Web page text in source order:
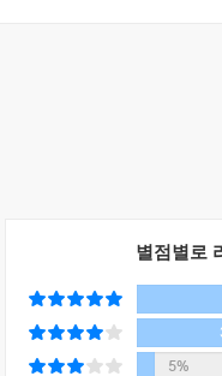
을 쏟아낸 끝에 제주의
데 오랫동안 소식을 알 수
리가 지금 삼십대가 됐잖니
구는 그런 말도 한다. 아이
잖아, 다시 건강해진다는
별점별로
5%